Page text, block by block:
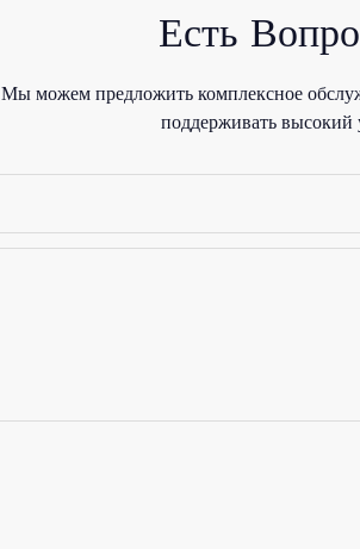
Есть
Мы можем предложить комплексное
поддерживать высокий